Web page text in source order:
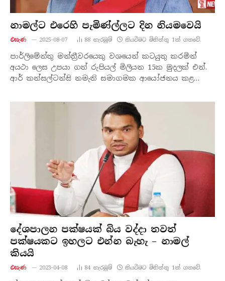
නාමල්ට එරෙහි පැමිණ්ල්ලට දින නියමවෙයි
එසැණ 2025-08-07 88 නැරඹු​ම් කියවීමට මිනිත්තු 1ක් ගතවේ.
පාර්ලිමේන්තු මන්ත්‍රීවරයෙකු වශයෙන් කටයුතු කරමින්
අයථා ලෙස උපයා ගත් රුපියල් මිලියන 15ක මුදලක් එන්.
ආර් කන්සල්ටන්සි නමැති සමාගමක ආයෝජනය කළ…
දේශපාලන පක්ෂයක් බිය වද්දා තවත්
පක්ෂයකට ඉහලට එන්න බැහැ – නාමල්
කියයි
එසැණ 2023-04-08 84 නැරඹු​ම් කියවීමට මිනිත්තු 1ක් ගතවේ.